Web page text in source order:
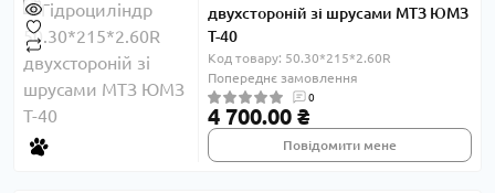
двухстороній зі шрусами МТЗ ЮМЗ
Т-40
Код товару: 50.30*215*2.60R
Попереднє замовлення
0
4 700.00 ₴
Повідомити мене